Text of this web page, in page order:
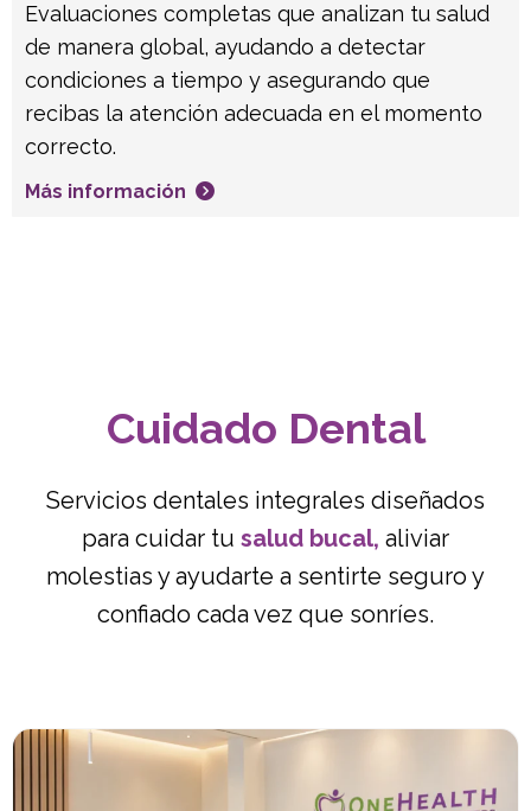
Evaluaciones completas que analizan tu salud
de manera global, ayudando a detectar
condiciones a tiempo y asegurando que
recibas la atención adecuada en el momento
correcto.
Más información
Cuidado Dental
Servicios dentales integrales diseñados
para cuidar tu salud bucal, aliviar
molestias y ayudarte a sentirte seguro y
confiado cada vez que sonríes.